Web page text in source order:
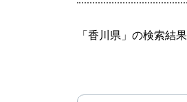
「 香川県 」の検索結果